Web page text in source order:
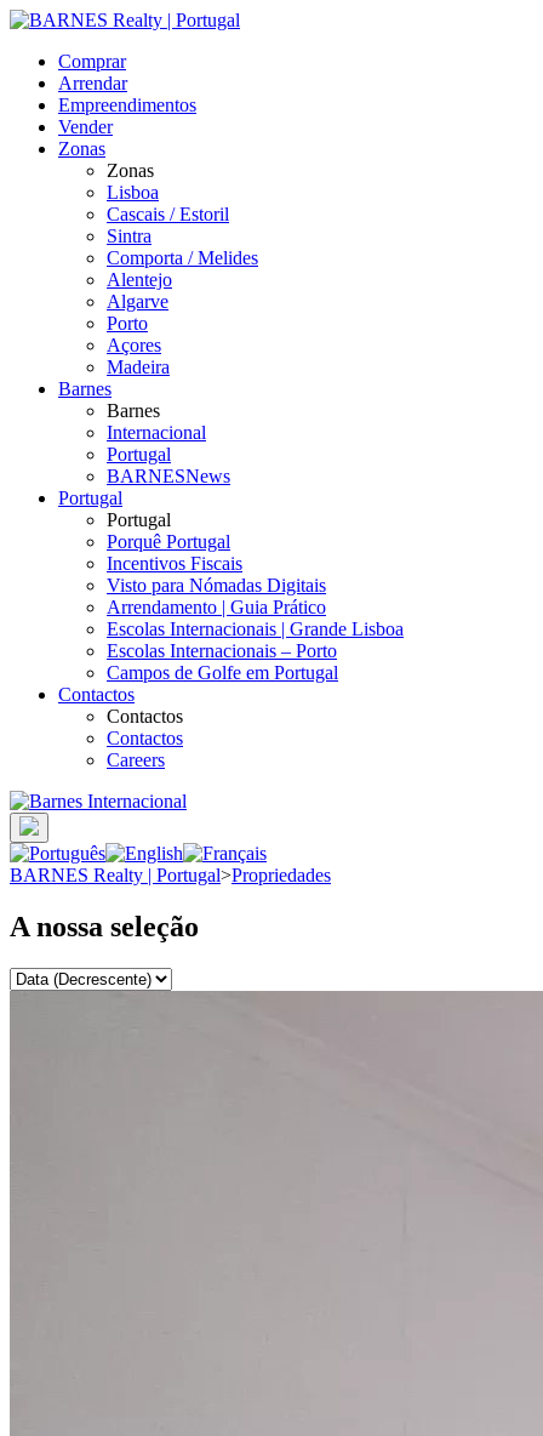
Comprar
Arrendar
Empreendimentos
Vender
Zonas
Zonas
Lisboa
Cascais / Estoril
Sintra
Comporta / Melides
Alentejo
Algarve
Porto
Açores
Madeira
Barnes
Barnes
Internacional
Portugal
BARNESNews
Portugal
Portugal
Porquê Portugal
Incentivos Fiscais
Visto para Nómadas Digitais
Arrendamento | Guia Prático
Escolas Internacionais | Grande Lisboa
Escolas Internacionais – Porto
Campos de Golfe em Portugal
Contactos
Contactos
Contactos
Careers
BARNES Realty | Portugal>Propriedades
A nossa seleção